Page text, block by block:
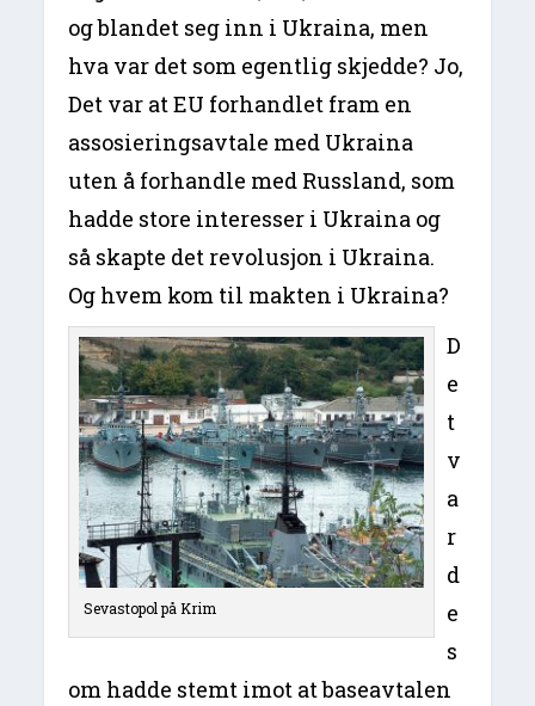
og blandet seg inn i Ukraina, men
hva var det som egentlig skjedde? Jo,
Det var at EU forhandlet fram en
assosieringsavtale med Ukraina
uten å forhandle med Russland, som
hadde store interesser i Ukraina og
så skapte det revolusjon i Ukraina.
Og hvem kom til makten i Ukraina?
Sevastopol på Krim
D
e
t
v
a
r
d
e
s
om hadde stemt imot at baseavtalen